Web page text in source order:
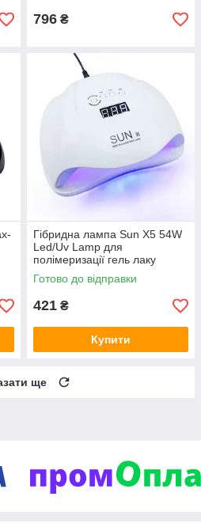
796 ₴
Гібридна лампа Sun X5 54W
Led/Uv Lamp для
полімеризації гель лаку
Готово до відправки
421 ₴
Купити
ще